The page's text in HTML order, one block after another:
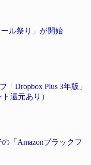
ル祭り」が開始
「Dropbox Plus 3年版」
還元あり）
「Amazonブラックフ